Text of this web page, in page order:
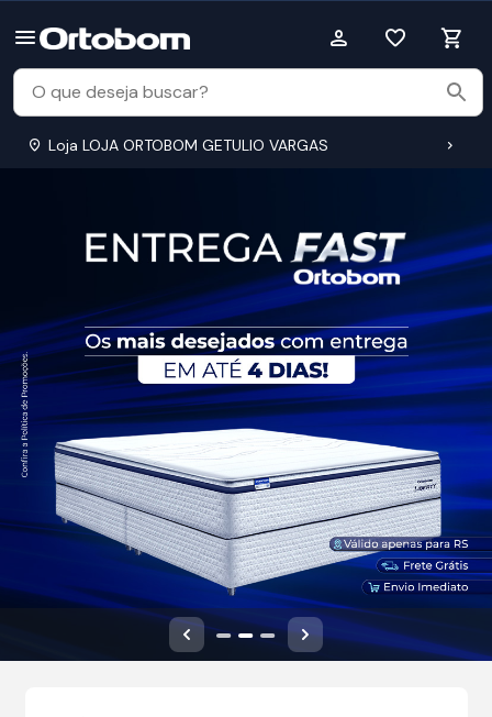
Loja LOJA ORTOBOM GETULIO VARGAS
Anterior Próximo